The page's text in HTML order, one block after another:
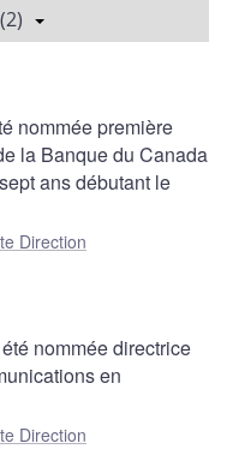
nommée première
la Banque du Canada
ans débutant le
Direction
nommée directrice
en
Direction